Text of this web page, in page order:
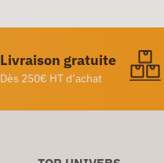
Livraison gratuite
Dès 250€ HT d’achat